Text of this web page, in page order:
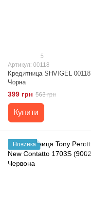
5
Артикул: 00118
Кредитница SHVIGEL 00118
Чорна
399 грн 563 грн
Купити
Новинка